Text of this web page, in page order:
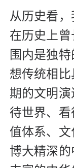
从历史看，
在历史上
围内是独
想传统相
期的文明
待世界、
值体系、
博大精深